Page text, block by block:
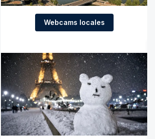
Webcams locales